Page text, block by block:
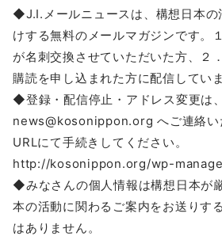
◆J.I.メールニュースは、構想日本の
けする無料のメールマガジンです。
が名刺交換させていただいた方、２
購読を申し込まれた方に配信していま
◆登録・配信停止・アドレス変更は、
news@kosonippon.org へご連絡
URLにて手続きしてください。
http://kosonippon.org/wp-
◆みなさんの個人情報は構想日本が
本の活動に関わるご案内をお送りす
はありません。